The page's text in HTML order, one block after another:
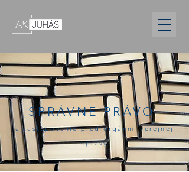
SPRÁVNE PRÁVO
a zastupovanie pred orgánmi verejnej
správy